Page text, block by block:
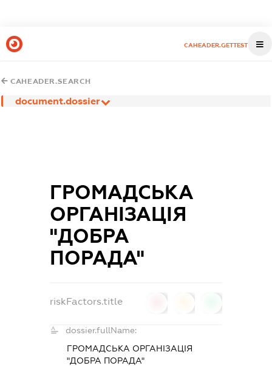
CAHEADER.GETTEST
CAHEADER.SEARCH
document.dossier
ГРОМАДСЬКА
ОРГАНІЗАЦІЯ
"ДОБРА
ПОРАДА"
riskFactors.title
dossier.fullName:
ГРОМАДСЬКА ОРГАНІЗАЦІЯ
"ДОБРА ПОРАДА"